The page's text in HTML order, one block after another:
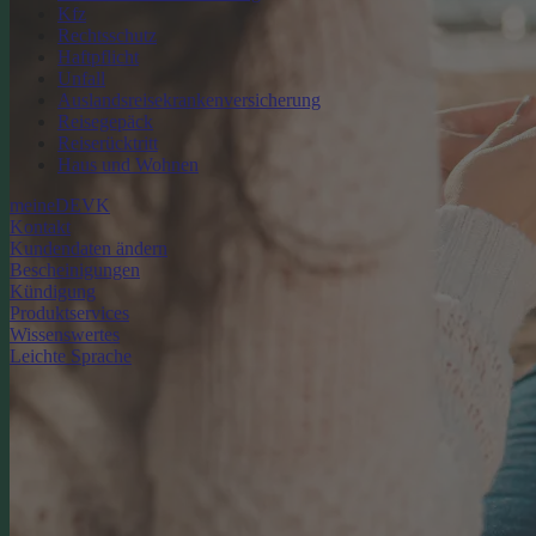
Kfz
Rechtsschutz
Haftpflicht
Unfall
Auslandsreisekrankenversicherung
Reisegepäck
Reiserücktritt
Haus und Wohnen
meineDEVK
Kontakt
Kundendaten ändern
Bescheinigungen
Kündigung
Produktservices
Wissenswertes
Leichte Sprache